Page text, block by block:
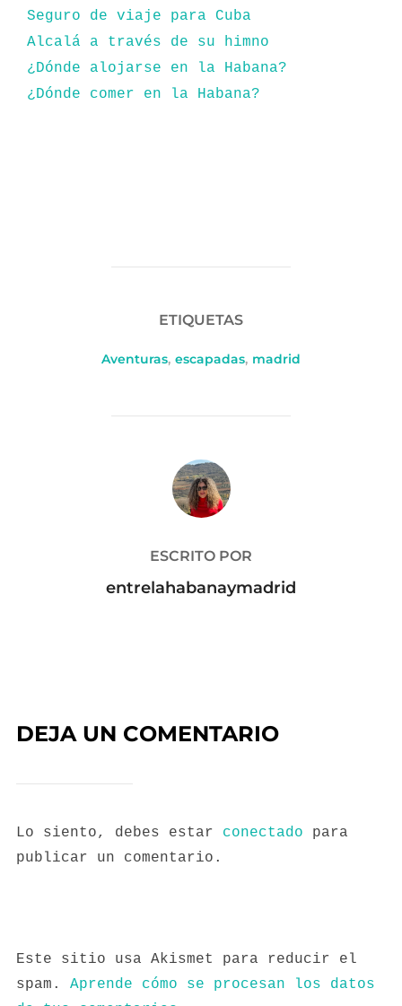
Seguro de viaje para Cuba
Alcalá a través de su himno
¿Dónde alojarse en la Habana?
¿Dónde comer en la Habana?
ETIQUETAS
Aventuras, escapadas, madrid
AUTOR DE LA PUBLICACIÓN
ESCRITO POR
entrelahabanaymadrid
DEJA UN COMENTARIO
Lo siento, debes estar conectado para
publicar un comentario.
Este sitio usa Akismet para reducir el
spam. Aprende cómo se procesan los datos